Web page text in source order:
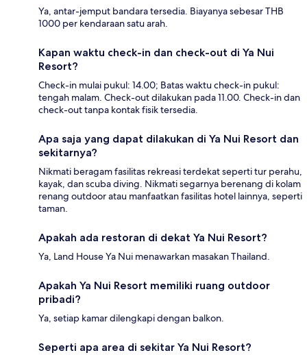
Ya, antar-jemput bandara tersedia. Biayanya sebesar THB
1000 per kendaraan satu arah.
Kapan waktu check-in dan check-out di Ya Nui
Resort?
Check-in mulai pukul: 14.00; Batas waktu check-in pukul:
tengah malam. Check-out dilakukan pada 11.00. Check-in dan
check-out tanpa kontak fisik tersedia.
Apa saja yang dapat dilakukan di Ya Nui Resort dan
sekitarnya?
Nikmati beragam fasilitas rekreasi terdekat seperti tur perahu,
kayak, dan scuba diving. Nikmati segarnya berenang di kolam
renang outdoor atau manfaatkan fasilitas hotel lainnya, seperti
taman.
Apakah ada restoran di dekat Ya Nui Resort?
Ya, Land House Ya Nui menawarkan masakan Thailand.
Apakah Ya Nui Resort memiliki ruang outdoor
pribadi?
Ya, setiap kamar dilengkapi dengan balkon.
Seperti apa area di sekitar Ya Nui Resort?